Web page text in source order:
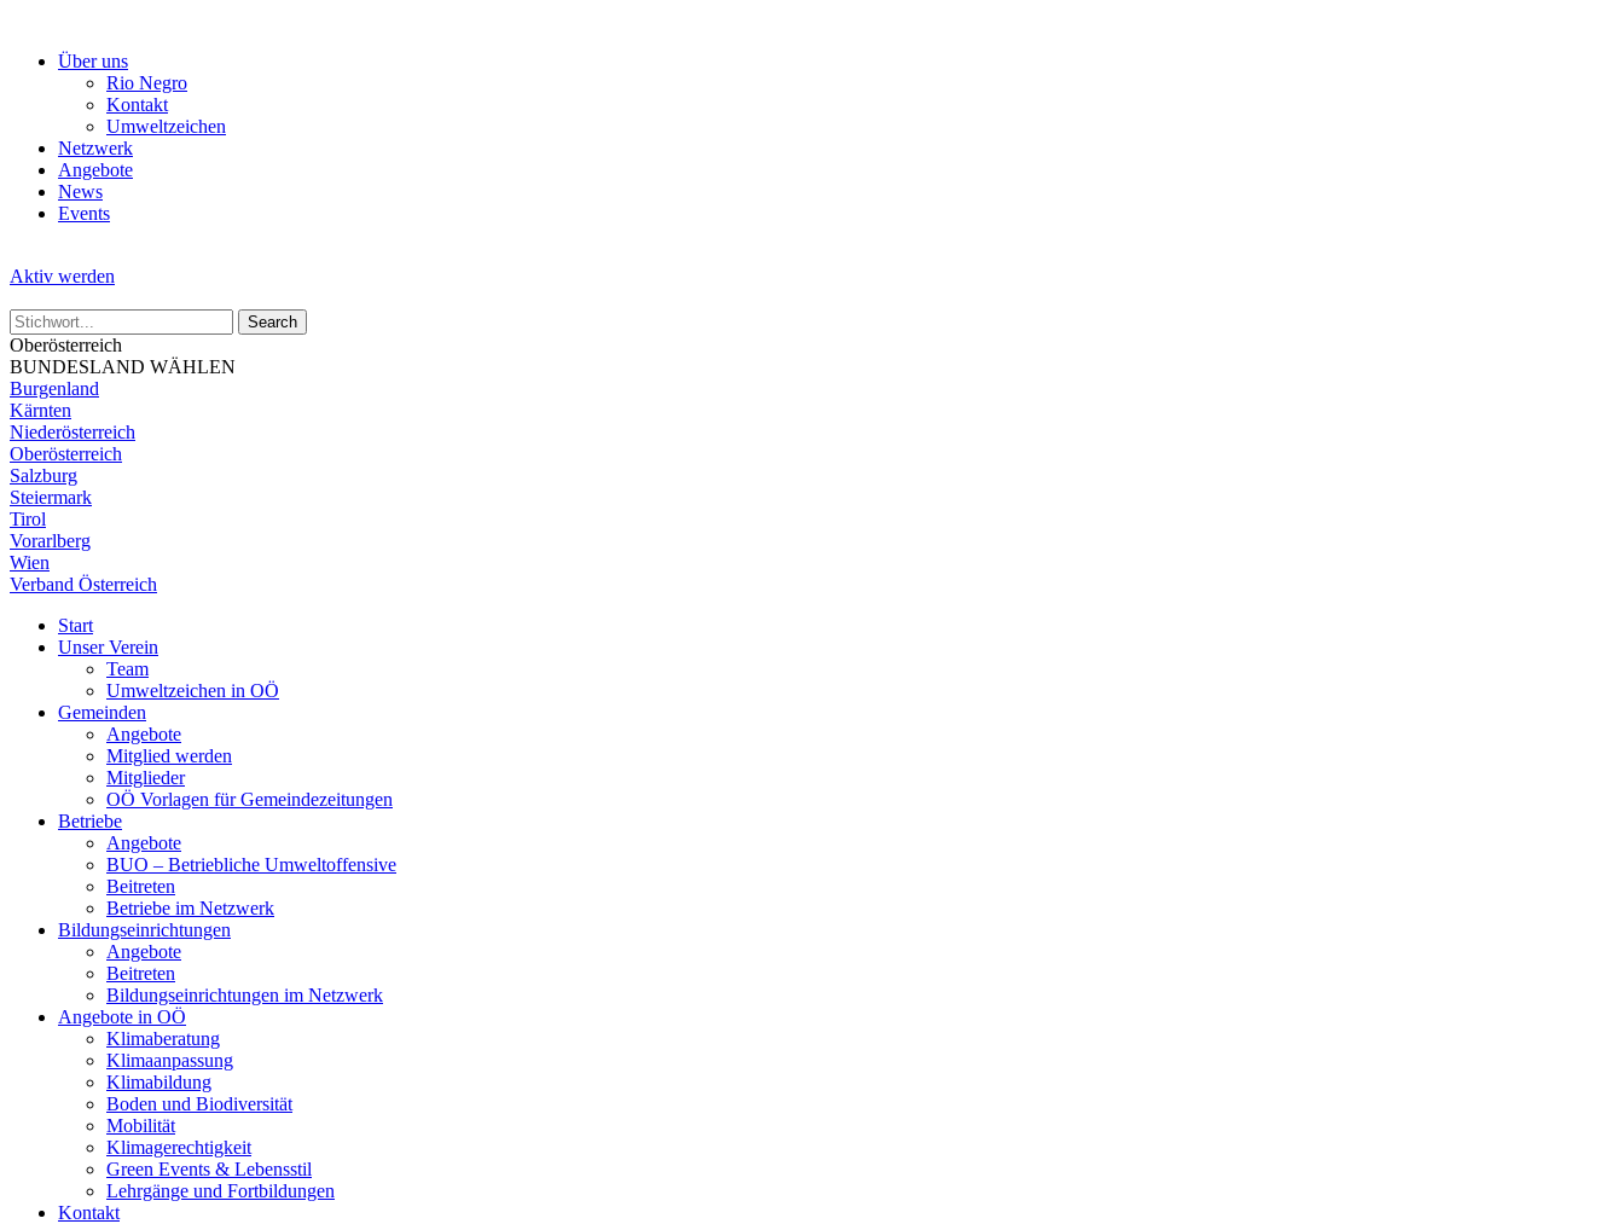
Über uns
Rio Negro
Kontakt
Umweltzeichen
Netzwerk
Angebote
News
Events
Aktiv werden
Oberösterreich
BUNDESLAND WÄHLEN
Burgenland
Kärnten
Niederösterreich
Oberösterreich
Salzburg
Steiermark
Tirol
Vorarlberg
Wien
Verband Österreich
Start
Unser Verein
Team
Umweltzeichen in OÖ
Gemeinden
Angebote
Mitglied werden
Mitglieder
OÖ Vorlagen für Gemeindezeitungen
Betriebe
Angebote
BUO – Betriebliche Umweltoffensive
Beitreten
Betriebe im Netzwerk
Bildungseinrichtungen
Angebote
Beitreten
Bildungseinrichtungen im Netzwerk
Angebote in OÖ
Klimaberatung
Klimaanpassung
Klimabildung
Boden und Biodiversität
Mobilität
Klimagerechtigkeit
Green Events & Lebensstil
Lehrgänge und Fortbildungen
Kontakt